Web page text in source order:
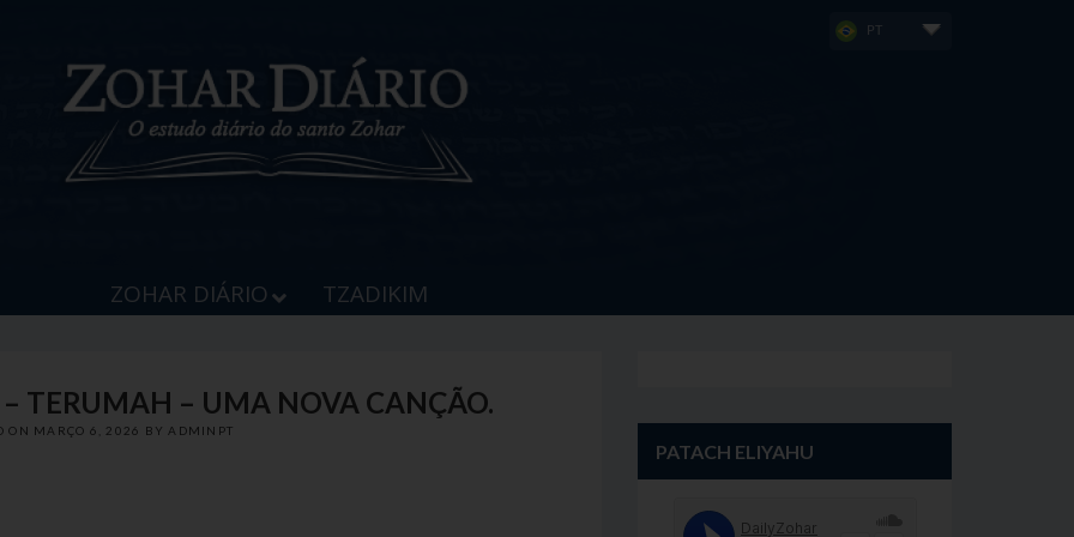
PT
ZOHAR DIÁRIO TZADIKIM
TERUMAH – UMA NOVA CANÇÃO.
ON MARÇO 6, 2026 BY ADMINPT
PATACH ELIYAHU